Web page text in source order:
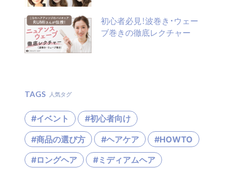
初心者必見！波巻き・ウェー
ブ巻きの徹底レクチャー
TAGS 人気タグ
#イベント #初心者向け
#商品の選び方 #ヘアケア #HOWTO
#ロングヘア #ミディアムヘア